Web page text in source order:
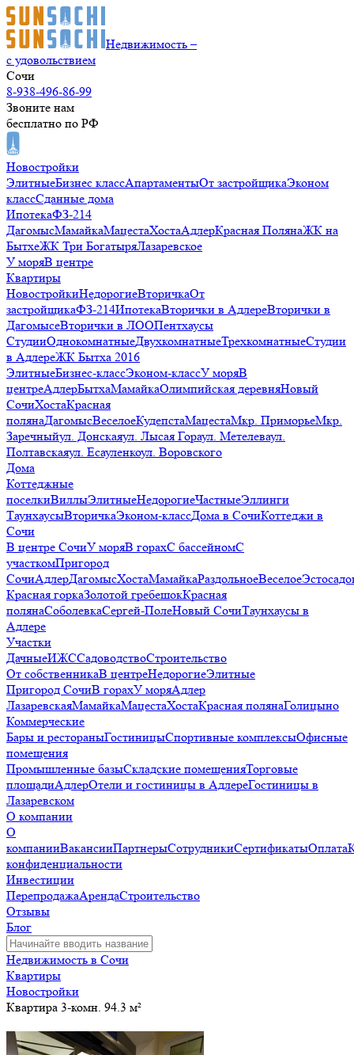
Недвижимость –
с удовольствием
Сочи
8-938-496-86-99
Звоните нам
бесплатно по РФ
Новостройки
ЭлитныеБизнес классАпартаментыОт застройщикаЭконом
классСданные дома
ИпотекаФЗ-214
ДагомысМамайкаМацестаХостаАдлерКрасная ПолянаЖК на
БытхеЖК Три БогатыряЛазаревское
У моряВ центре
Квартиры
НовостройкиНедорогиеВторичкаОт
застройщикаФЗ-214ИпотекаВторички в АдлереВторички в
ДагомысеВторички в ЛООПентхаусы
СтудииОднокомнатныеДвухкомнатныеТрехкомнатныеСтудии
в АдлереЖК Бытха 2016
ЭлитныеБизнес-классЭконом-классУ моряВ
центреАдлерБытхаМамайкаОлимпийская деревняНовый
СочиХостаКрасная
полянаДагомысВеселоеКудепстаМацестаМкр. ПриморьеМкр.
Заречныйул. Донскаяул. Лысая Гораул. Метелеваул.
Полтавскаяул. Есауленкоул. Воровского
Дома
Коттеджные
поселкиВиллыЭлитныеНедорогиеЧастныеЭллинги
ТаунхаусыВторичкаЭконом-классДома в СочиКоттеджи в
Сочи
В центре СочиУ моряВ горахС бассейномС
участкомПригород
СочиАдлерДагомысХостаМамайкаРаздольноеВеселое
Красная горкаЗолотой гребешокКрасная
полянаСоболевкаСергей-ПолеНовый СочиТаунхаусы в
Адлере
Участки
ДачныеИЖССадоводствоСтроительство
От собственникаВ центреНедорогиеЭлитные
Пригород СочиВ горахУ моряАдлер
ЛазаревскаяМамайкаМацестаХостаКрасная полянаГолицыно
Коммерческие
Бары и рестораныГостиницыСпортивные комплексыОфисные
помещения
Промышленные базыСкладские помещенияТорговые
площадиАдлерОтели и гостиницы в АдлереГостиницы в
Лазаревском
О компании
О
компанииВакансииПартнерыСотрудникиСертификатыОплата
конфиденциальности
Инвестиции
ПерепродажаАрендаСтроительство
Отзывы
Блог
Недвижимость в Сочи
Квартиры
Новостройки
Квартира 3-комн. 94.3 м²